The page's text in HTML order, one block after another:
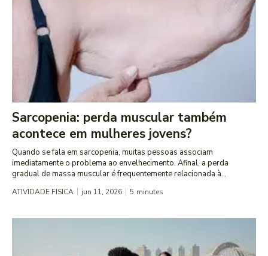
Sarcopenia: perda muscular também
acontece em mulheres jovens?
Quando se fala em sarcopenia, muitas pessoas associam
imediatamente o problema ao envelhecimento. Afinal, a perda
gradual de massa muscular é frequentemente relacionada à...
ATIVIDADE FISICA jun 11, 2026 5 minutes